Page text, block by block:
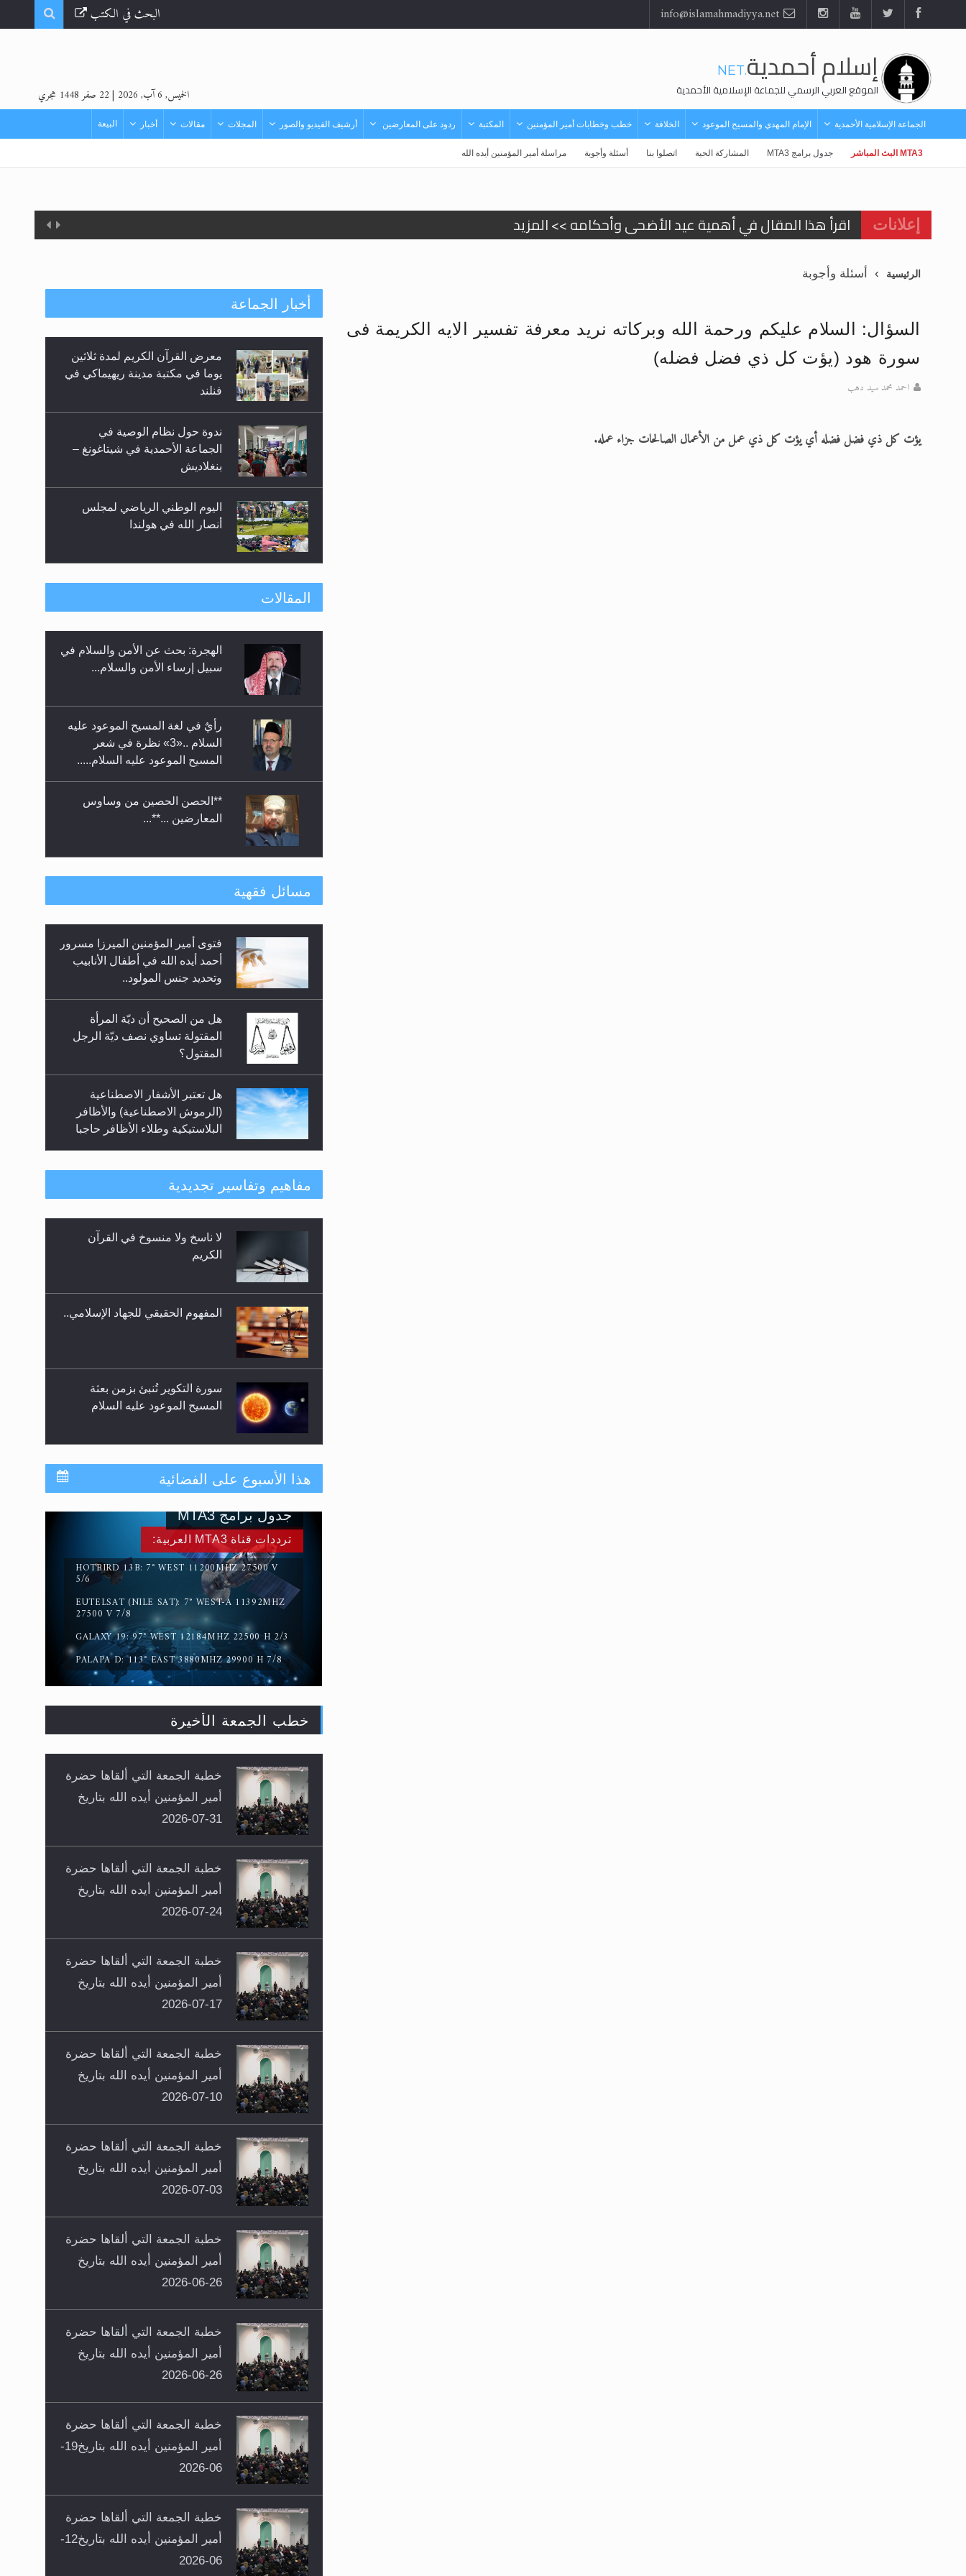
البحث في الكتب
إسلام أحمدية.NET
الموقع العربي الرسمي للجماعة الإسلامية الأحمدية الخميس, 6 آب, 2026 |22 صفر 1448 هجري
الجماعة الإسلامية الأحمدية الإمام المهدي والمسيح الموعود الخلافة خطب وخطابات أمير المؤمنين المكتبة ردود على المعارضين أرشيف الفيديو والصور المجلات مقالات أخبار البيعة
MTA3 البث المباشر جدول برامج MTA3 المشاركة الحية اتصلوا بنا أسئلة وأجوبة مراسلة أمير المؤمنين أيده الله
إعلانات
اقرأ هذا المقال في أهمية عيد الأضحى وأحكامه >> المزيد
الحجّ.. دلالات، حِكم، وأهداف >> المزيد
تعميم هامّ لأفراد الجماعة >> المزيد
تعميم هامّ لأفراد الجماعة >> المزيد
إعلان هامّ بخصوص الرسائل المرسلة إلى حضرة امير المؤمنين أيده الله والمكتب العربي >> المزيد
اقرأ هذا الكتاب وتعرّف على حقيقة الإسراء والمعراج >> المزيد
الرئيسية أسئلة وأجوبة
السؤال: السلام عليكم ورحمة الله وبركاته نريد معرفة تفسير الايه الكريمة فى
سورة هود (يؤت كل ذي فضل فضله)
احمد محمد سيد دهب
يؤت كل ذي فضل فضله أي يؤت كل ذي عمل من الأعمال الصالحات جزاء عمله.
أخبار الجماعة
معرض القرآن الكريم لمدة ثلاثين
يوما في مكتبة مدينة ريهيماكي في
فنلند
ندوة حول نظام الوصية في
الجماعة الأحمدية في شيتاغونغ –
بنغلاديش
اليوم الوطني الرياضي لمجلس
أنصار الله في هولندا
إتمام حفظ القرآن الكريم لثلاثة
حفل توزيع الشهادات في الجامعة
الأحمدية بنيجيريا لعام 2025
المقالات
الهجرة: بحث عن الأمن والسلام في
سبيل إرساء الأمن والسلام...
رأيٌ في لغة المسيح الموعود عليه
السلام ..«3» نظرة في شعر
المسيح الموعود عليه السلام.....
**الحصن الحصين من وساوس
المعارضين ...**...
متطلَّبات التّحريك الجديد...
رأيٌ في لغة المسيح الموعود عليه
السلام.. 4...
مسائل فقهية
فتوى أمير المؤمنين الميرزا مسرور
أحمد أيده الله في أطفال الأنابيب
وتحديد جنس المولود..
هل من الصحيح أن ديّة المرأة
المقتولة تساوي نصف ديّة الرجل
المقتول؟
هل تعتبر الأشفار الاصطناعية
(الرموش الاصطناعية) والأظافر
البلاستيكية وطلاء الأظافر حاجبا
هل يُحسب حول الزكاة وفق السنة
الميلادية أو الهجرية؟
هل يجوز فتح مشروع كوافير نسائي
للمحجبات وغير المحجبات؟
مفاهيم وتفاسير تجديدية
لا ناسخ ولا منسوخ في القرآن
الكريم
المفهوم الحقيقي للجهاد الإسلامي..
سورة التكوير تُنبئ بزمن بعثة
المسيح الموعود عليه السلام
حقيقة المسيح الدجال
القرآن قاضٍ وحكمٌ على السنة
ومهيمنٌ عليها.. ليس العكس
هذا الأسبوع على الفضائية
ترددات قناة MTA3 العربية:
HOTBIRD 13B: 7° WEST 11200MHZ 27500 V
5/6
EUTELSAT (NILE SAT): 7° WEST-A 11392MHZ
27500 V 7/8
GALAXY 19: 97° WEST 12184MHZ 22500 H 2/3
PALAPA D: 113° EAST 3880MHZ 29900 H 7/8
جدول برامج MTA3
خطب الجمعة الأخيرة
خطبة الجمعة التي ألقاها حضرة
أمير المؤمنين أيده الله بتاريخ
31-07-2026
خطبة الجمعة التي ألقاها حضرة
أمير المؤمنين أيده الله بتاريخ
24-07-2026
خطبة الجمعة التي ألقاها حضرة
أمير المؤمنين أيده الله بتاريخ
17-07-2026
خطبة الجمعة التي ألقاها حضرة
أمير المؤمنين أيده الله بتاريخ
10-07-2026
خطبة الجمعة التي ألقاها حضرة
أمير المؤمنين أيده الله بتاريخ
03-07-2026
خطبة الجمعة التي ألقاها حضرة
أمير المؤمنين أيده الله بتاريخ
26-06-2026
خطبة الجمعة التي ألقاها حضرة
أمير المؤمنين أيده الله بتاريخ
26-06-2026
خطبة الجمعة التي ألقاها حضرة
أمير المؤمنين أيده الله بتاريخ19-
06-2026
خطبة الجمعة التي ألقاها حضرة
أمير المؤمنين أيده الله بتاريخ12-
06-2026